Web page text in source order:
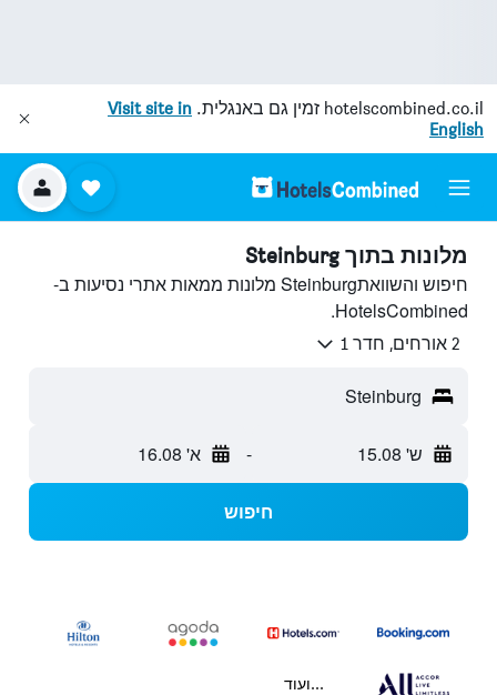
hotelscombined.co.il זמין גם באנגלית. Visit site in
English
מלונות בתוך Steinburg
חיפוש והשוואתSteinburg מלונות ממאות אתרי נסיעות ב-
HotelsCombined.
2 אורחים, חדר 1
Steinburg
ש' 15.08 - א' 16.08
חיפוש
...ועוד